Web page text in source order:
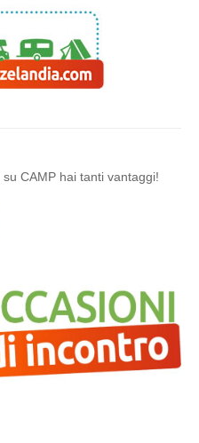
su CAMP hai tanti vantaggi!